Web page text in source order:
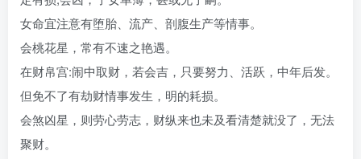
女命宜注意有堕胎、流产、剖腹生产等情事。
会桃花星，常有不速之艳遇。
在财帛宫:闹中取财，若会吉，只要努力、活跃，中年后发。
但免不了有劫财情事发生，明的耗损。
会煞凶星，则劳心劳志，财纵来也未及看清楚就没了，无法
聚财。